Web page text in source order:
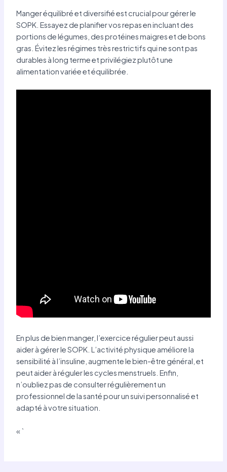
Manger équilibré et diversifié est crucial pour gérer le
SOPK. Essayez de planifier vos repas en incluant des
portions de légumes, des protéines maigres et de bons
gras. Évitez les régimes très restrictifs qui ne sont pas
durables à long terme et privilégiez plutôt une
alimentation variée et équilibrée.
En plus de bien manger, l’exercice régulier peut aussi
aider à gérer le SOPK. L’activité physique améliore la
sensibilité à l’insuline, augmente le bien-être général, et
peut aider à réguler les cycles menstruels. Enfin,
n’oubliez pas de consulter régulièrement un
professionnel de la santé pour un suivi personnalisé et
adapté à votre situation.
« `